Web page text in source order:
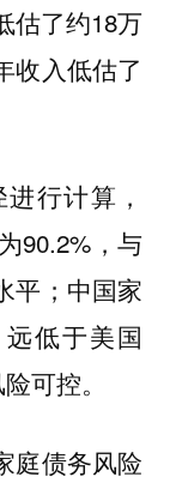
估了约18万
收入低估了
行计算，
90.2%，与
平；中国家
低于美国
可控。
债务风险